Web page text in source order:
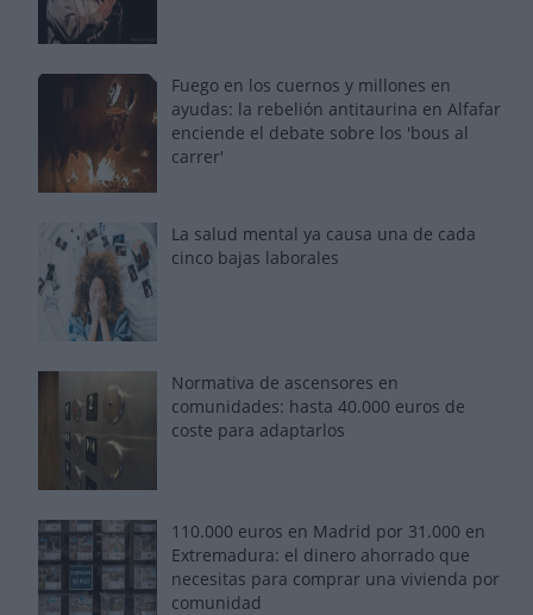
Fuego en los cuernos y millones en
ayudas: la rebelión antitaurina en Alfafar
enciende el debate sobre los 'bous al
carrer'
La salud mental ya causa una de cada
cinco bajas laborales
Normativa de ascensores en
comunidades: hasta 40.000 euros de
coste para adaptarlos
110.000 euros en Madrid por 31.000 en
Extremadura: el dinero ahorrado que
necesitas para comprar una vivienda por
comunidad